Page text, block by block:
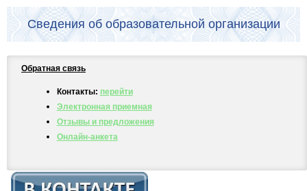
Сведения об образовательной организации
Обратная связь
Контакты: перейти
Электронная приемная
Отзывы и предложения
Онлайн-анкета